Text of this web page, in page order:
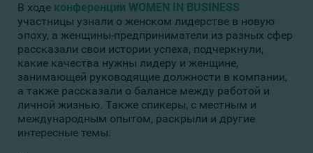
В ходе конференции WOMEN IN BUSINESS
участницы узнали о женском лидерстве в новую
эпоху, а женщины-предприниматели из разных сфер
рассказали свои истории успеха, подчеркнули,
какие качества нужны лидеру и женщине,
занимающей руководящие должности в компании,
а также рассказали о балансе между работой и
личной жизнью. Также спикеры, с местным и
международным опытом, раскрыли и другие
интересные темы.